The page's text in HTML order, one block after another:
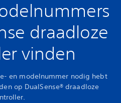
draadloze
vinden
en modelnummer nodig hebt
op DualSense® draadloze